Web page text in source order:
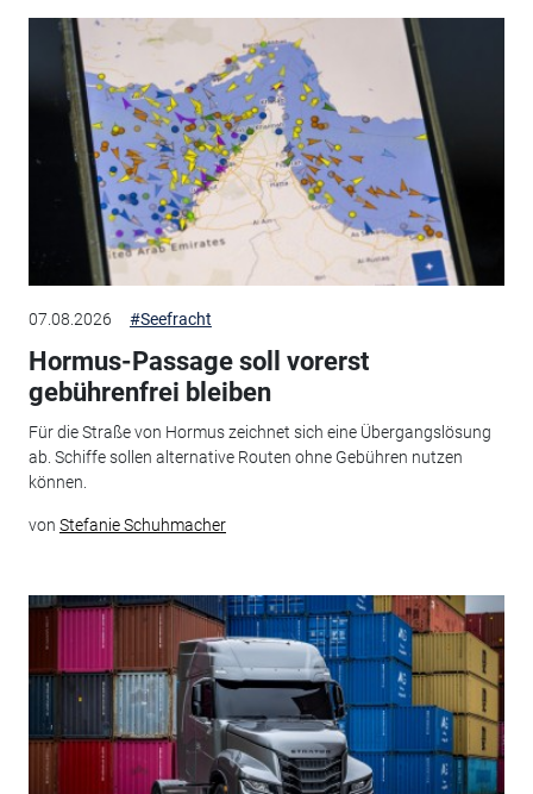
07.08.2026 #Seefracht
Hormus-Passage soll vorerst
gebührenfrei bleiben
Für die Straße von Hormus zeichnet sich eine Übergangslösung
ab. Schiffe sollen alternative Routen ohne Gebühren nutzen
können.
von Stefanie Schuhmacher